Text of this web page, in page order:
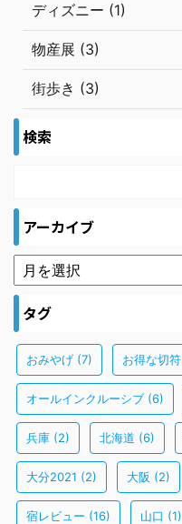
ディズニー (1)
物産展 (3)
街歩き (3)
検索
アーカイブ
タグ
おみやげ (7) お得な切符
オールインクルーシブ (6)
兵庫 (2) 北海道 (6)
大分2021 (2) 大阪 (2)
宿レビュー (16) 山口 (1)